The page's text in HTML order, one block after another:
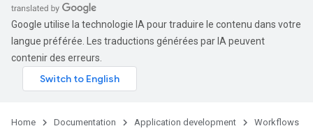
Google utilise la technologie IA pour traduire le contenu dans votre
langue préférée. Les traductions générées par IA peuvent
contenir des erreurs.
Home Documentation Application development
Workflows